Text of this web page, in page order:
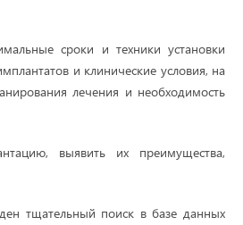
сроки и техники установки
и клинические условия, на
лечения и необходимость
выявить их преимущества,
тщательный поиск в базе данных